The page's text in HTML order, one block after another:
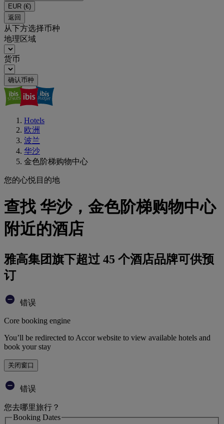
EUR (€)
返回
从下方选择币种
地理区域
货币
确认币种
Hotels
欧洲
波兰
华沙
金色阶梯购物中心
您的心悦目的地
查找 华沙，金色阶梯购物中心
附近的酒店
雅高集团旗下超过 45 个酒店品牌可供预
订
错误
Core booking engine
You’ll be redirected to Accor website to view available hotels and
book your stay
关闭窗口
错误
您去哪里旅行？
Booking Dates